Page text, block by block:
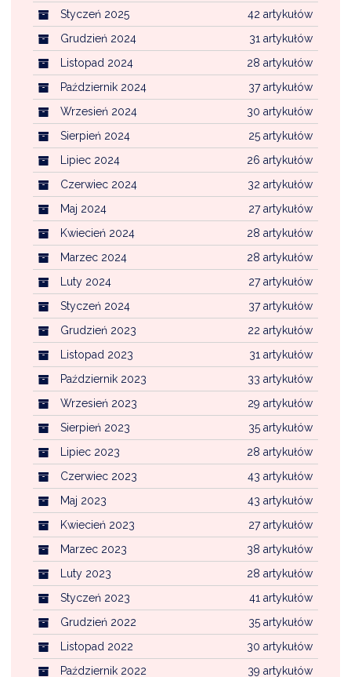
42 artykułów
Styczeń 2025
31 artykułów
Grudzień 2024
28 artykułów
Listopad 2024
37 artykułów
Październik 2024
30 artykułów
Wrzesień 2024
25 artykułów
Sierpień 2024
26 artykułów
Lipiec 2024
32 artykułów
Czerwiec 2024
27 artykułów
Maj 2024
28 artykułów
Kwiecień 2024
28 artykułów
Marzec 2024
27 artykułów
Luty 2024
37 artykułów
Styczeń 2024
22 artykułów
Grudzień 2023
31 artykułów
Listopad 2023
33 artykułów
Październik 2023
29 artykułów
Wrzesień 2023
35 artykułów
Sierpień 2023
28 artykułów
Lipiec 2023
43 artykułów
Czerwiec 2023
43 artykułów
Maj 2023
27 artykułów
Kwiecień 2023
38 artykułów
Marzec 2023
28 artykułów
Luty 2023
41 artykułów
Styczeń 2023
35 artykułów
Grudzień 2022
30 artykułów
Listopad 2022
39 artykułów
Październik 2022